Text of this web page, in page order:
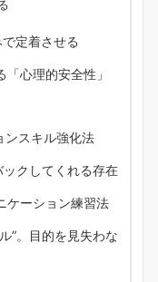
定着させる
心理的安全性」
ンスキル強化法
ックしてくれる存在
ケーション練習法
”。目的を見失わな